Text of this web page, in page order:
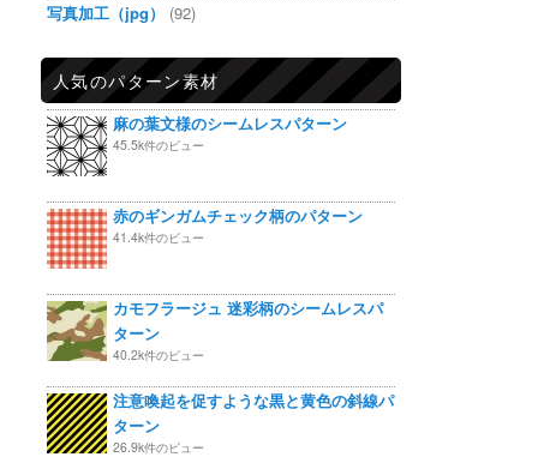
写真加工（jpg）
(92)
人気のパターン素材
麻の葉文様のシームレスパターン
45.5k件のビュー
赤のギンガムチェック柄のパターン
41.4k件のビュー
カモフラージュ 迷彩柄のシームレスパ
ターン
40.2k件のビュー
注意喚起を促すような黒と黄色の斜線パ
ターン
26.9k件のビュー